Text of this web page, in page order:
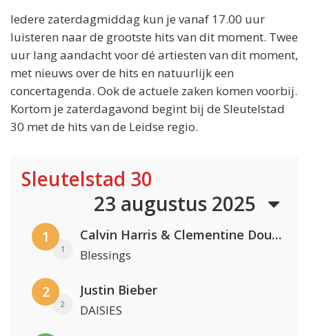
Iedere zaterdagmiddag kun je vanaf 17.00 uur
luisteren naar de grootste hits van dit moment. Twee
uur lang aandacht voor dé artiesten van dit moment,
met nieuws over de hits en natuurlijk een
concertagenda. Ook de actuele zaken komen voorbij.
Kortom je zaterdagavond begint bij de Sleutelstad
30 met de hits van de Leidse regio.
Sleutelstad 30
23 augustus 2025
1
1
Calvin Harris & Clementine Douglas
Blessings
2
2
Justin Bieber
DAISIES